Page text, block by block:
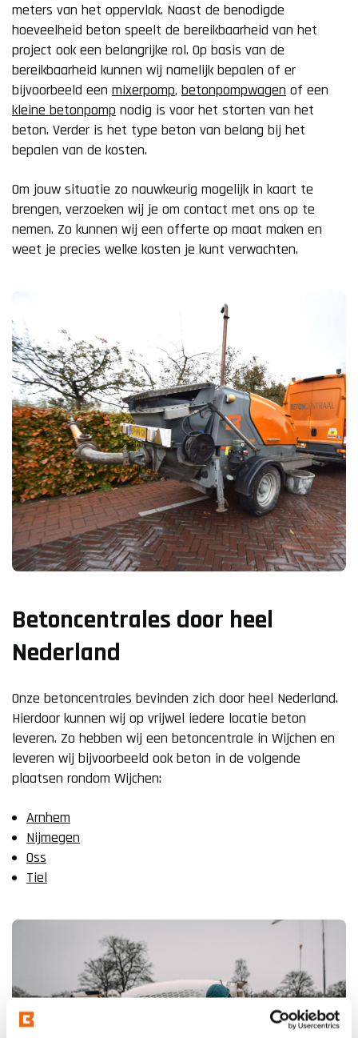
meters van het oppervlak. Naast de benodigde
hoeveelheid beton speelt de bereikbaarheid van het
project ook een belangrijke rol. Op basis van de
bereikbaarheid kunnen wij namelijk bepalen of er
bijvoorbeeld een mixerpomp, betonpompwagen of een
kleine betonpomp nodig is voor het storten van het
beton. Verder is het type beton van belang bij het
bepalen van de kosten.
Om jouw situatie zo nauwkeurig mogelijk in kaart te
brengen, verzoeken wij je om contact met ons op te
nemen. Zo kunnen wij een offerte op maat maken en
weet je precies welke kosten je kunt verwachten.
Betoncentrales door heel
Nederland
Onze betoncentrales bevinden zich door heel Nederland.
Hierdoor kunnen wij op vrijwel iedere locatie beton
leveren. Zo hebben wij een betoncentrale in Wijchen en
leveren wij bijvoorbeeld ook beton in de volgende
plaatsen rondom Wijchen:
Arnhem
Nijmegen
Oss
Tiel